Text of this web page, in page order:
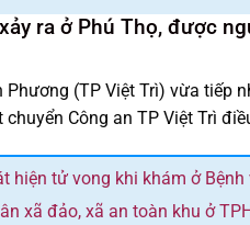
ra ở Phú Thọ, được
(TP Việt Trì) vừa tiếp
Công an TP Việt Trì
hiện tử vong khi khám ở Bệnh
xã đảo, xã an toàn khu ở